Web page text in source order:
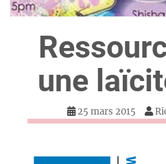
une
25 mars 2015